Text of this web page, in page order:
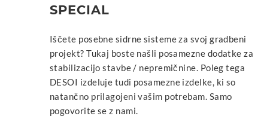
SPECIAL
Iščete posebne sidrne sisteme za svoj gradbeni
projekt? Tukaj boste našli posamezne dodatke za
stabilizacijo stavbe / nepremičnine. Poleg tega
DESOI izdeluje tudi posamezne izdelke, ki so
natančno prilagojeni vašim potrebam. Samo
pogovorite se z nami.